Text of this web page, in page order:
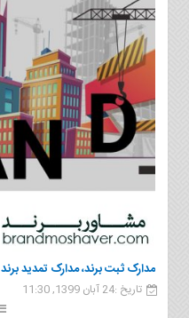
مدارک ثبت برند، مدارک تمدید برند
تاریخ :24 آبان 1399, 11:30